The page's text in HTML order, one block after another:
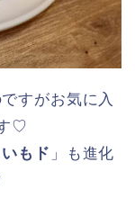
♪
フェを楽しめ